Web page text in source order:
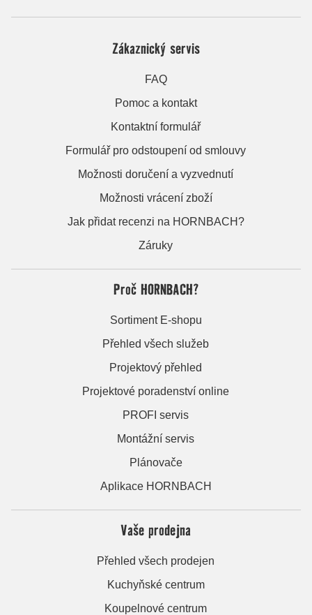
Zákaznický servis
FAQ
Pomoc a kontakt
Kontaktní formulář
Formulář pro odstoupení od smlouvy
Možnosti doručení a vyzvednutí
Možnosti vrácení zboží
Jak přidat recenzi na HORNBACH?
Záruky
Proč HORNBACH?
Sortiment E-shopu
Přehled všech služeb
Projektový přehled
Projektové poradenství online
PROFI servis
Montážní servis
Plánovače
Aplikace HORNBACH
Vaše prodejna
Přehled všech prodejen
Kuchyňské centrum
Koupelnové centrum